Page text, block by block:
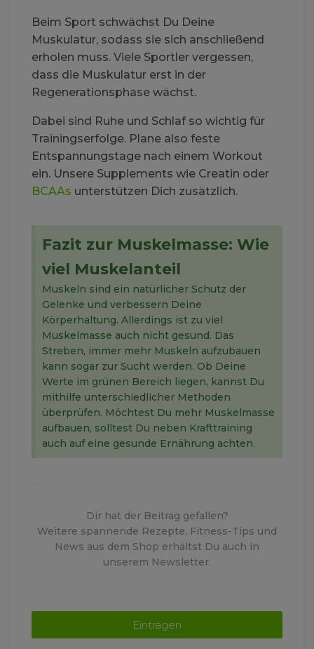
Beim Sport schwächst Du Deine
Muskulatur, sodass sie sich anschließend
erholen muss. Viele Sportler vergessen,
dass die Muskulatur erst in der
Regenerationsphase wächst.
Dabei sind Ruhe und Schlaf so wichtig für
Trainingserfolge. Plane also feste
Entspannungstage nach einem Workout
ein. Unsere Supplements wie Creatin oder
BCAAs unterstützen Dich zusätzlich.
Fazit zur Muskelmasse: Wie
viel Muskelanteil
Muskeln sind ein natürlicher Schutz der
Gelenke und verbessern Deine
Körperhaltung. Allerdings ist zu viel
Muskelmasse auch nicht gesund. Das
Streben, immer mehr Muskeln aufzubauen
kann sogar zur Sucht werden. Ob Deine
Werte im grünen Bereich liegen, kannst Du
mithilfe unterschiedlicher Methoden
überprüfen. Möchtest Du mehr Muskelmasse
aufbauen, solltest Du neben Krafttraining
auch auf eine gesunde Ernährung achten.
Dir hat der Beitrag gefallen?
Weitere spannende Rezepte, Fitness-Tips und
News aus dem Shop erhältst Du auch in
unserem Newsletter.
Eintragen